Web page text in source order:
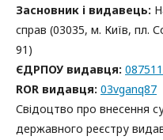
Засновник і видавець:
справ (03035, м. Київ, пл.
91)
ЄДРПОУ видавця:
ROR видавця: 03vganq87
Свідоцтво про внесення
державного реєстру